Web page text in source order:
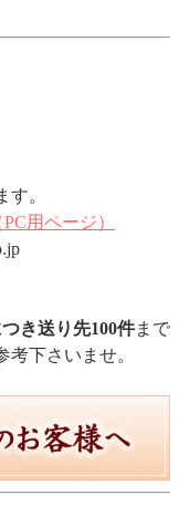
す。
用ページ）
き送り先100件まで
下さいませ。